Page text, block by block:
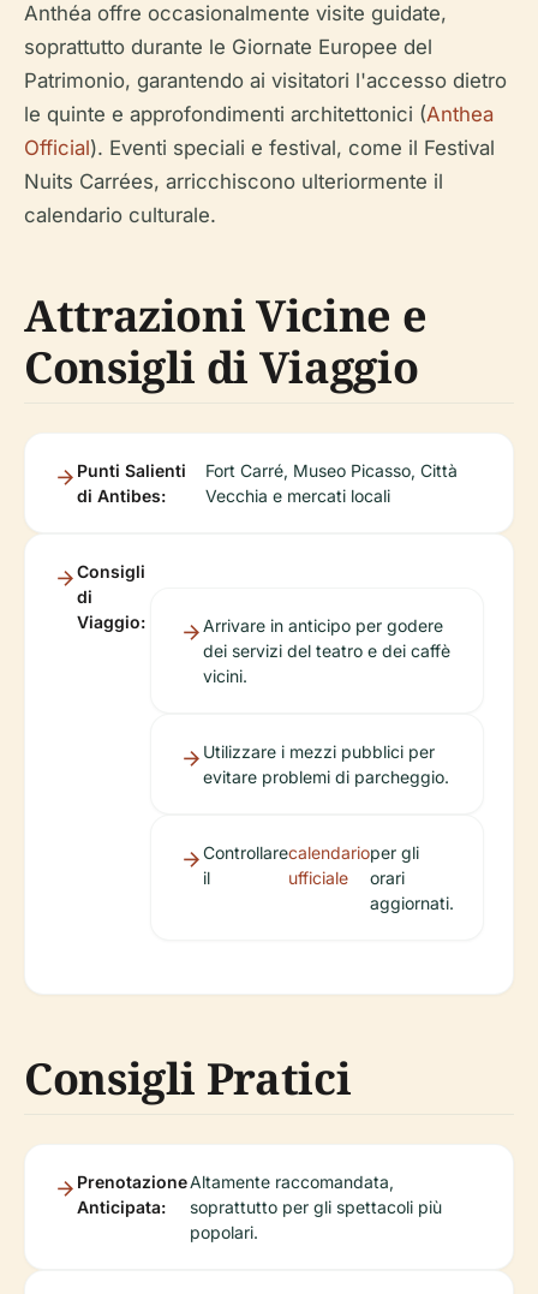
Anthéa offre occasionalmente visite guidate,
soprattutto durante le Giornate Europee del
Patrimonio, garantendo ai visitatori l'accesso dietro
le quinte e approfondimenti architettonici (Anthea
Official). Eventi speciali e festival, come il Festival
Nuits Carrées, arricchiscono ulteriormente il
calendario culturale.
Attrazioni Vicine e
Consigli di Viaggio
Punti Salienti
di Antibes:
Fort Carré, Museo Picasso, Città
Vecchia e mercati locali
Consigli
di
Viaggio:
Arrivare in anticipo per godere
dei servizi del teatro e dei caffè
vicini.
Utilizzare i mezzi pubblici per
evitare problemi di parcheggio.
Controllare
il
calendario
ufficiale
per gli
orari
aggiornati.
Consigli Pratici
Prenotazione
Anticipata:
Altamente raccomandata,
soprattutto per gli spettacoli più
popolari.